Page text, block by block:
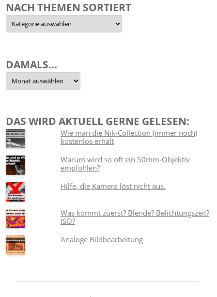
NACH THEMEN SORTIERT
Nach
Themen
sortiert
DAMALS…
Damals…
DAS WIRD AKTUELL GERNE GELESEN:
Wie man die Nik-Collection (immer noch)
kostenlos erhält
Warum wird so oft ein 50mm-Objektiv
empfohlen?
Hilfe, die Kamera löst nicht aus.
Was kommt zuerst? Blende? Belichtungszeit?
ISO?
Analoge Bildbearbeitung